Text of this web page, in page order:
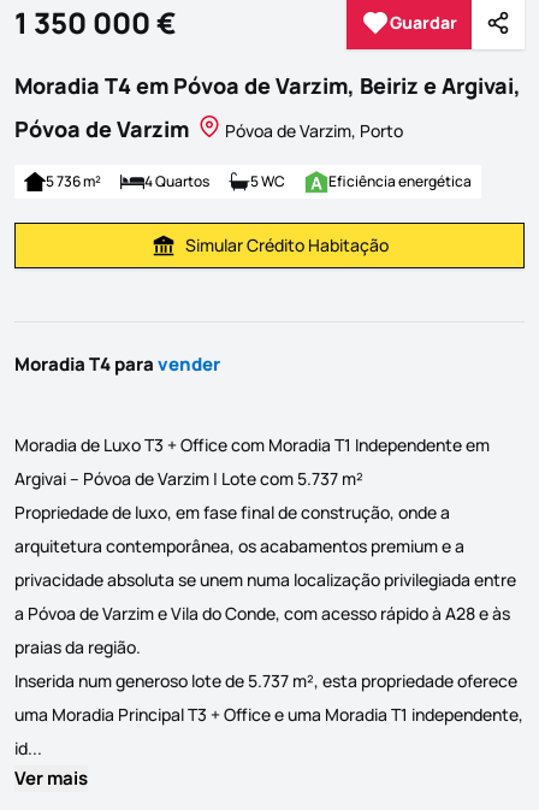
1 350 000 € Guardar
Guardar
Moradia T4 em Póvoa de Varzim, Beiriz e Argivai,
Póvoa de Varzim
Póvoa de Varzim, Porto
5 736 m² 4 Quartos 5 WC Eficiência energética
Simular Prestação
Simular Crédito Habitação
Moradia T4 paravender
Moradia de Luxo T3 + Office com Moradia T1 Independente em
Argivai – Póvoa de Varzim | Lote com 5.737 m²
Propriedade de luxo, em fase final de construção, onde a
arquitetura contemporânea, os acabamentos premium e a
privacidade absoluta se unem numa localização privilegiada entre
a Póvoa de Varzim e Vila do Conde, com acesso rápido à A28 e às
praias da região.
Inserida num generoso lote de 5.737 m², esta propriedade oferece
uma Moradia Principal T3 + Office e uma Moradia T1 independente,
id...
Ver mais